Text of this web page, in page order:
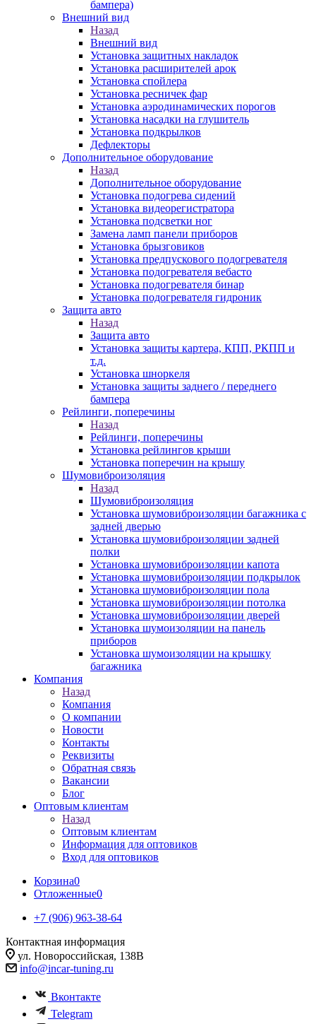
бампера)
Внешний вид
Назад
Внешний вид
Установка защитных накладок
Установка расширителей арок
Установка спойлера
Установка ресничек фар
Установка аэродинамических порогов
Установка насадки на глушитель
Установка подкрылков
Дефлекторы
Дополнительное оборудование
Назад
Дополнительное оборудование
Установка подогрева сидений
Установка видеорегистратора
Установка подсветки ног
Замена ламп панели приборов
Установка брызговиков
Установка предпускового подогревателя
Установка подогревателя вебасто
Установка подогревателя бинар
Установка подогревателя гидроник
Защита авто
Назад
Защита авто
Установка защиты картера, КПП, РКПП и
т.д.
Установка шноркеля
Установка защиты заднего / переднего
бампера
Рейлинги, поперечины
Назад
Рейлинги, поперечины
Установка рейлингов крыши
Установка поперечин на крышу
Шумовиброизоляция
Назад
Шумовиброизоляция
Установка шумовиброизоляции багажника с
задней дверью
Установка шумовиброизоляции задней
полки
Установка шумовиброизоляции капота
Установка шумовиброизоляции подкрылок
Установка шумовиброизоляции пола
Установка шумовиброизоляции потолка
Установка шумовиброизоляции дверей
Установка шумоизоляции на панель
приборов
Установка шумоизоляции на крышку
багажника
Компания
Назад
Компания
О компании
Новости
Контакты
Реквизиты
Обратная связь
Вакансии
Блог
Оптовым клиентам
Назад
Оптовым клиентам
Информация для оптовиков
Вход для оптовиков
Корзина0
Отложенные0
+7 (906) 963-38-64
Контактная информация
ул. Новороссийская, 138В
info@incar-tuning.ru
Вконтакте
Telegram